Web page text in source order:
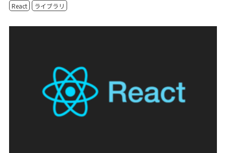
React ライブラリ